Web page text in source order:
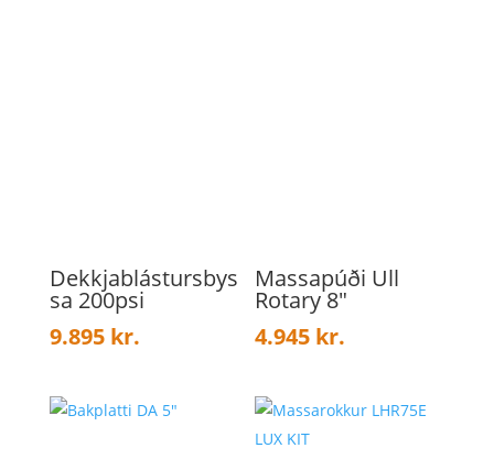
Dekkjablástursbys
sa 200psi
9.895 kr.
Massapúði Ull
Rotary 8″
4.945 kr.